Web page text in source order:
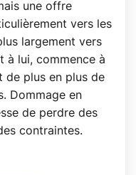
une offre
vers les
largement vers
à lui, commence à
de plus en plus de
Dommage en
de perdre des
contraintes.